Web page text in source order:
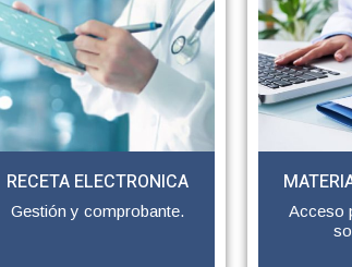
RECETA ELECTRONICA
Gestión y comprobante.
Acceso